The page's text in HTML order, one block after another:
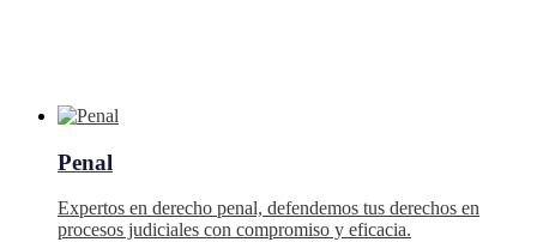
Penal
Expertos en derecho penal, defendemos tus derechos en
procesos judiciales con compromiso y eficacia.